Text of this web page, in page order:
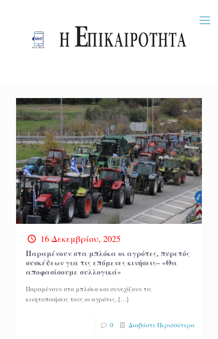
16 Δεκεμβρίου, 2025
Παραμένουν στα μπλόκα οι αγρότες, πυρετός
συσκέψεων για τις επόμενες κινήσεις– «Θα
αποφασίσουμε συλλογικά»
Παραμένουν στα μπλόκα και συνεχίζουν τις
κινητοποιήσεις τους οι αγρότες, […]
0 Διαβάστε Περισσότερα